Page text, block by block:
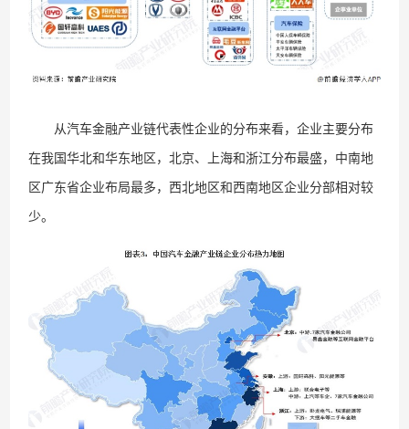
从汽车金融产业链代表性企业的分布来看，企业主要分布
在我国华北和华东地区，北京、上海和浙江分布最盛，中南地
区广东省企业布局最多，西北地区和西南地区企业分部相对较
少。